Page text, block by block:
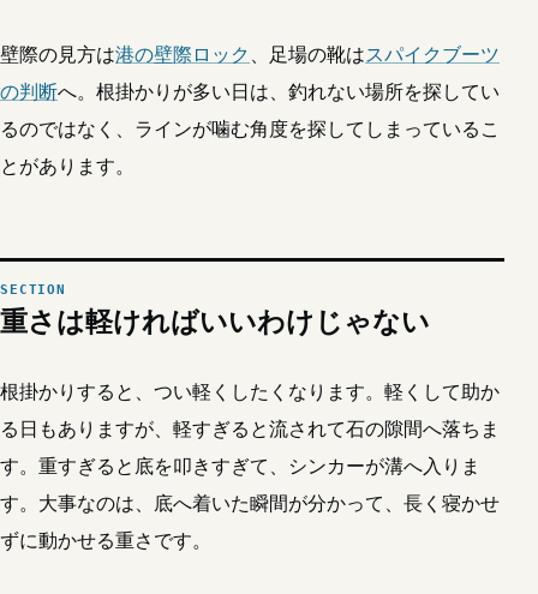
壁際の見方は港の壁際ロック、足場の靴はスパイクブーツ
の判断へ。根掛かりが多い日は、釣れない場所を探してい
るのではなく、ラインが噛む角度を探してしまっているこ
とがあります。
重さは軽ければいいわけじゃない
根掛かりすると、つい軽くしたくなります。軽くして助か
る日もありますが、軽すぎると流されて石の隙間へ落ちま
す。重すぎると底を叩きすぎて、シンカーが溝へ入りま
す。大事なのは、底へ着いた瞬間が分かって、長く寝かせ
ずに動かせる重さです。